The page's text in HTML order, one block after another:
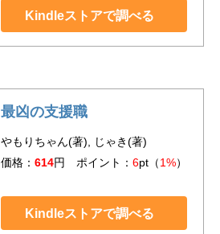
Kindleストアで調べる
最凶の支援職
やもりちゃん(著), じゃき(著)
価格： 614円 ポイント： 6pt（1%）
Kindleストアで調べる